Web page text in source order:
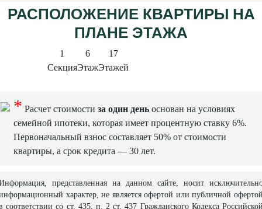
ПЛАНЕ ЭТАЖА
Секция
Этаж
Этажей
*
семейной ипотеки, которая имеет процентную ставку 6%.
Первоначальный взнос составляет 50% от стоимости
квартиры, а срок кредита — 30 лет.
характер, не является офертой или публичной
соответствии со ст. 435, п. 2 ст. 437 Гражданского Кодекса